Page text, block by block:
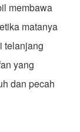
membawa
matanya
telanjang
yang
dan pecah